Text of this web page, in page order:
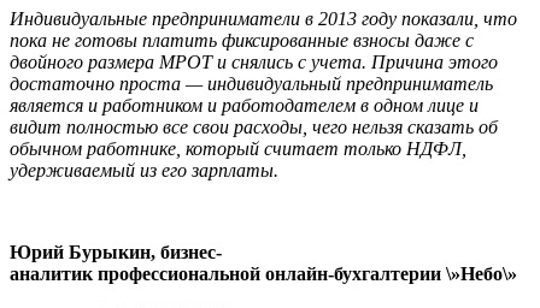
Индивидуальные предприниматели в 2013 году показали, что
пока не готовы платить фиксированные взносы даже с
двойного размера МРОТ и снялись с учета. Причина этого
достаточно проста — индивидуальный предприниматель
является и работником и работодателем в одном лице и
видит полностью все свои расходы, чего нельзя сказать об
обычном работнике, который считает только НДФЛ,
удерживаемый из его зарплаты.
Юрий Бурыкин, бизнес-
аналитик профессиональной онлайн-бухгалтерии \»Небо\»